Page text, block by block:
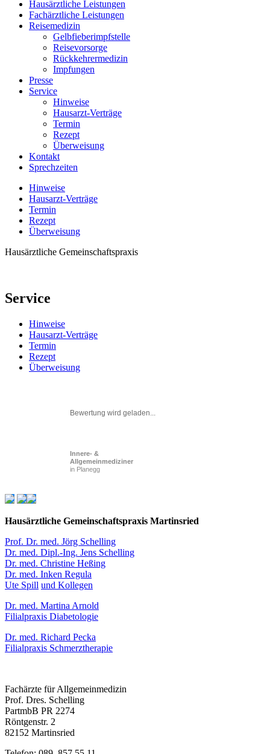
Hausärztliche Leistungen
Fachärztliche Leistungen
Reisemedizin
Gelbfieberimpfstelle
Reisevorsorge
Rückkehrermedizin
Impfungen
Presse
Service
Hinweise
Hausarzt-Verträge
Termin
Rezept
Überweisung
Kontakt
Sprechzeiten
Hinweise
Hausarzt-Verträge
Termin
Rezept
Überweisung
Hausärztliche Gemeinschaftspraxis
Service
Hinweise
Hausarzt-Verträge
Termin
Rezept
Überweisung
Bewertung wird geladen...
Innere- &
Allgemeinmediziner
in Planegg
Hausärztliche Gemeinschaftspraxis Martinsried
Prof. Dr. med. Jörg Schelling
Dr. med. Dipl.-Ing. Jens Schelling
Dr. med. Christine Heßing
Dr. med. Inken Regula
Ute Spill und Kollegen
Dr. med. Martina Arnold
Filialpraxis Diabetologie
Dr. med. Richard Pecka
Filialpraxis Schmerztherapie
Fachärzte für Allgemeinmedizin
Prof. Dres. Schelling
PartmbB PR 2274
Röntgenstr. 2
82152 Martinsried